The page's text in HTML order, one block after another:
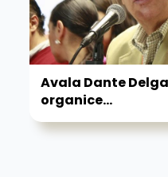
Avala Dante
organice...